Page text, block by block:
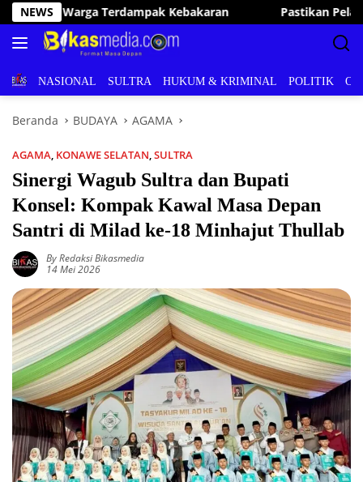
Langsung
ke
konten
NEWS
Pastikan Pelayanan Publik Optimal, Irham Kalenggo
BERITANASIONAL SULTRA HUKUM & KRIMINAL POLITIK
Beranda BUDAYA AGAMA
AGAMA, KONAWE SELATAN,SULTRA
Sinergi Wagub Sultra dan Bupati
Konsel: Kompak Kawal Masa Depan
Santri di Milad ke-18 Minhajut Thullab
By Redaksi Bikasmedia
14 Mei 2026